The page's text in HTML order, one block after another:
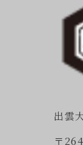
出雲
〒